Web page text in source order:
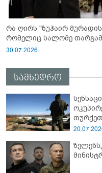
რა ღირს "ზუჰაირ მურადის" ულამაზესი საქორწინო კაბა,
რომელიც სალომე
30.07.2026
სამხედრო
სამიტი